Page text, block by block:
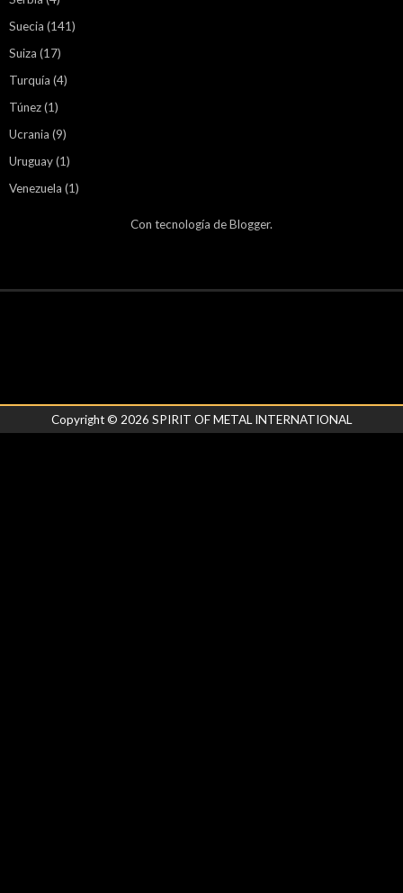
Suecia (141)
Suiza (17)
Turquía (4)
Túnez(1)
Ucrania (9)
Uruguay(1)
Venezuela (1)
Con tecnología deBlogger.
Copyright © 2026 SPIRIT OF METAL INTERNATIONAL